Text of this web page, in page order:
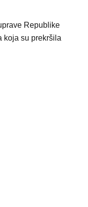
Republike
koja su prekršila